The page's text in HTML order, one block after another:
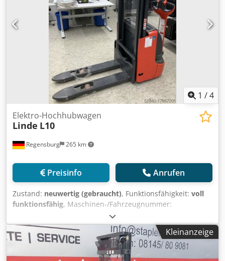
1 /4
Regensburg 265 km
Elektro-Hochhubwagen
Linde L10
Preisinfo Anrufen
Zustand: neuwertig (gebraucht), Funktionsfähigkeit: voll
funktionsfähig, Maschinen-/Fahrzeugnummer:
2023, Betriebsstunden:
Tragkraft:1.000 kg, Hubhöhe:2.424 mm, Freihub:150
mm
, Bauhöhe:1.765 mm, LINDE Typ L10 Baureihe 1172-01
Codpfx Aevfmdbsbxorf
Kleinanzeige